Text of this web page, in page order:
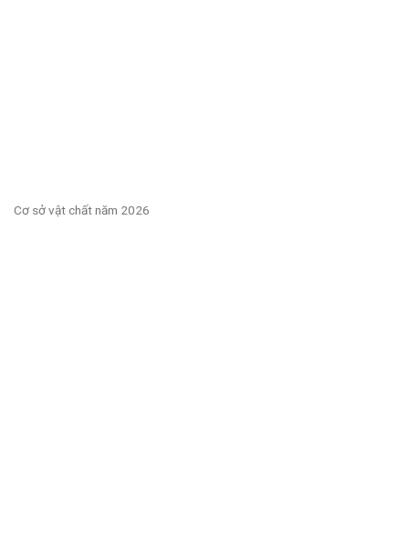
Cơ sở vật chất năm 2026